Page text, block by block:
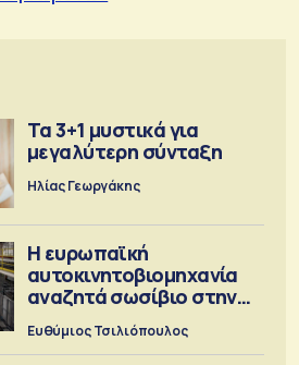
Τα 3+1 μυστικά για
μεγαλύτερη σύνταξη
Ηλίας Γεωργάκης
Η ευρωπαϊκή
αυτοκινητοβιομηχανία
αναζητά σωσίβιο στην
Κίνα
Ευθύμιος Τσιλιόπουλος